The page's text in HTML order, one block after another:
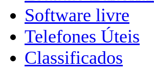
Software livre
Telefones Úteis
Classificados